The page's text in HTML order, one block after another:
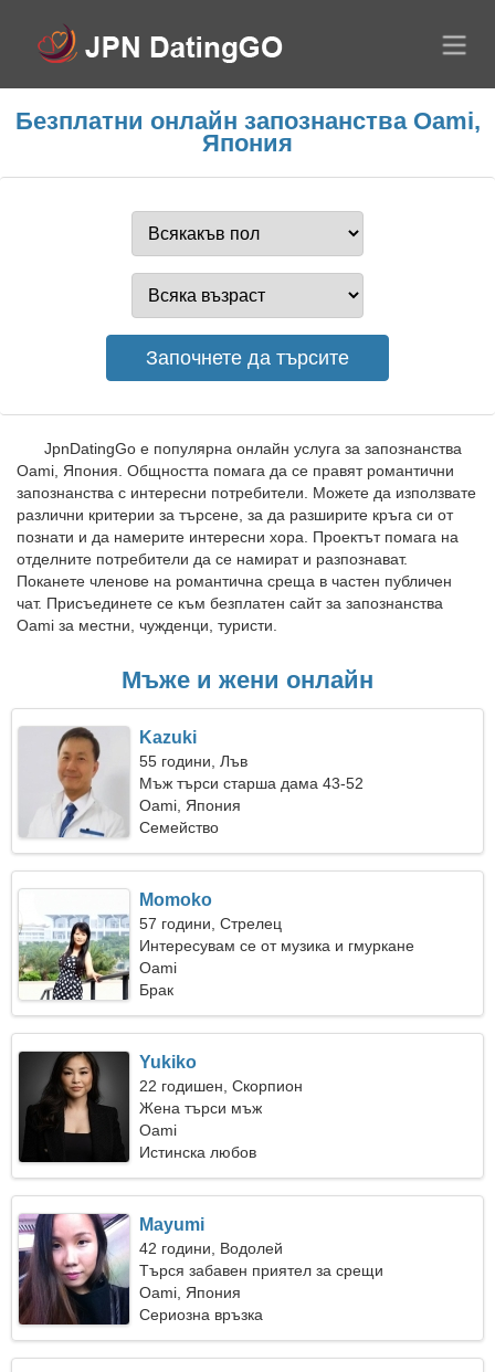
Безплатни онлайн запознанства Oami,
Япония
JpnDatingGo е популярна онлайн услуга за запознанства
Oami, Япония. Общността помага да се правят романтични
запознанства с интересни потребители. Можете да използвате
различни критерии за търсене, за да разширите кръга си от
познати и да намерите интересни хора. Проектът помага на
отделните потребители да се намират и разпознават.
Поканете членове на романтична среща в частен публичен
чат. Присъединете се към безплатен сайт за запознанства
Oami за местни, чужденци, туристи.
Мъже и жени онлайн
Kazuki
55 години, Лъв
Мъж търси старша дама 43-52
Oami, Япония
Семейство
Momoko
57 години, Стрелец
Интересувам се от музика и гмуркане
Oami
Брак
Yukiko
22 годишен, Скорпион
Жена търси мъж
Oami
Истинска любов
Mayumi
42 години, Водолей
Търся забавен приятел за срещи
Oami, Япония
Сериозна връзка